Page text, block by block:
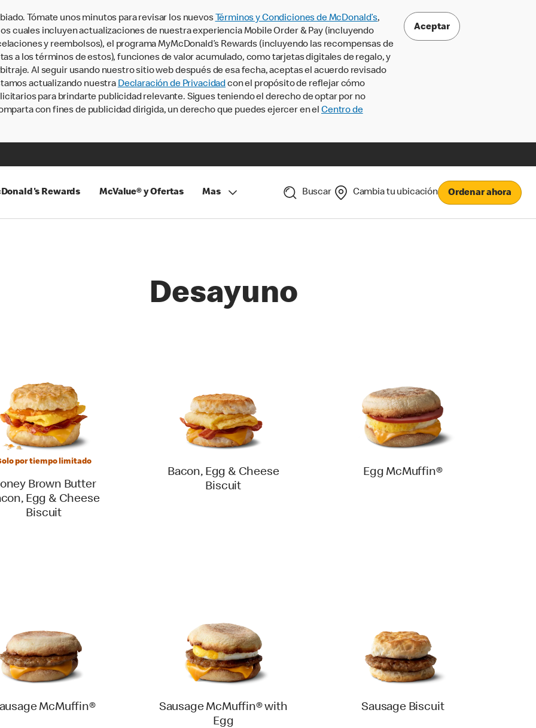
Tómate unos minutos para revisar los nuevos Términos y Condiciones de McDonald’s,
cuales incluyen actualizaciones de nuestra experiencia Mobile Order & Pay (incluyendo
y reembolsos), el programa MyMcDonald’s Rewards (incluyendo las recompensas de
a los términos de estos), funciones de valor acumulado, como tarjetas digitales de regalo, y
Al seguir usando nuestro sitio web después de esa fecha, aceptas el acuerdo revisado
actualizando nuestra Declaración de Privacidadcon el propósito de reflejar cómo
para brindarte publicidad relevante. Sigues teniendo el derecho de optar por no
con fines de publicidad dirigida, un derecho que puedes ejercer en el Centro de
Aceptar
Rewards McValue® y Ofertas Mas Buscar Cambia tu ubicación Ordenar ahora
Desayuno
por tiempo limitado
Brown Butter
Egg & Cheese
Biscuit
Bacon, Egg & Cheese
Biscuit
Egg McMuffin®
McMuffin®
Sausage McMuffin® with
Egg
Sausage Biscuit